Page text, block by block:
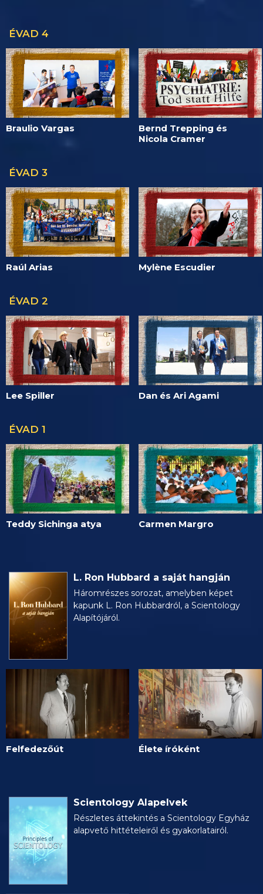
ÉVAD 4
Braulio Vargas
Bernd Trepping és
Nicola Cramer
ÉVAD 3
Raúl Arias Mylène Escudier
ÉVAD 2
Lee Spiller Dan és Ari Agami
ÉVAD 1
Teddy Sichinga atya Carmen Margro
L. Ron Hubbard a saját hangján
Háromrészes sorozat, amelyben képet
kapunk L. Ron Hubbardról, a Scientology
Alapítójáról.
Felfedezőút Élete íróként
Scientology Alapelvek
Részletes áttekintés a Scientology Egyház
alapvető hittételeiről és gyakorlatairól.